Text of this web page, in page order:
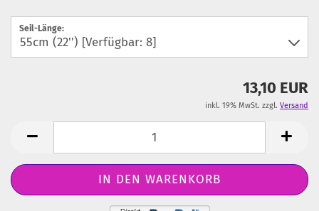
Seil-Länge:
13,10 EUR
inkl. 19% MwSt. zzgl. Versand